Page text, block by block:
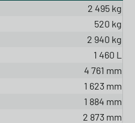
2 495 kg
520 kg
2 940 kg
1 460 L
4 761 mm
1 623 mm
1 884 mm
2 873 mm